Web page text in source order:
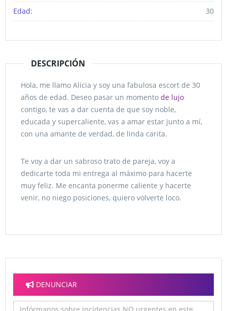
Edad: 30
DESCRIPCIÓN
Hola, me llamo Alicia y soy una fabulosa escort de 30
años de edad. Deseo pasar un momento de lujo
contigo, te vas a dar cuenta de que soy noble,
educada y supercaliente, vas a amar estar junto a mí,
con una amante de verdad, de linda carita.
Te voy a dar un sabroso trato de pareja, voy a
dedicarte toda mi entrega al máximo para hacerte
muy feliz. Me encanta ponerme caliente y hacerte
venir, no niego posiciones, quiero volverte loco.
DENUNCIAR